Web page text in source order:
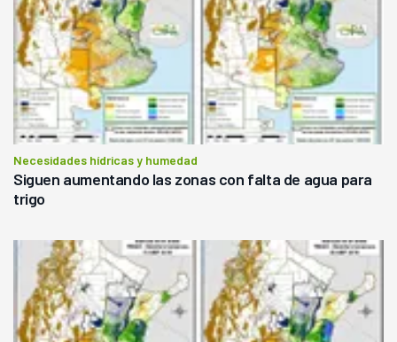
Necesidades hídricas y humedad
Siguen aumentando las zonas con falta de agua para
trigo